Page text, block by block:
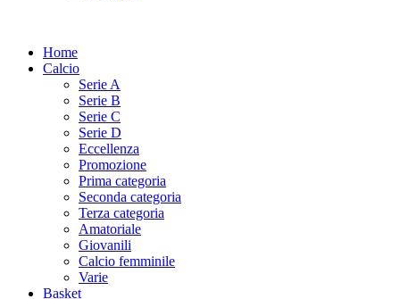
Home
Calcio
Serie A
Serie B
Serie C
Serie D
Eccellenza
Promozione
Prima categoria
Seconda categoria
Terza categoria
Amatoriale
Giovanili
Calcio femminile
Varie
Basket